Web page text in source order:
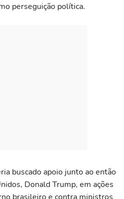
perseguição política.
buscado apoio junto ao então
Donald Trump, em ações